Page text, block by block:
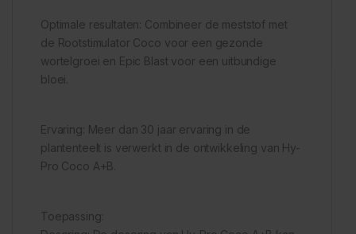
Optimale resultaten: Combineer de meststof met
de Rootstimulator Coco voor een gezonde
wortelgroei en Epic Blast voor een uitbundige
bloei.
Ervaring: Meer dan 30 jaar ervaring in de
plantenteelt is verwerkt in de ontwikkeling van Hy-
Pro Coco A+B.
Toepassing: